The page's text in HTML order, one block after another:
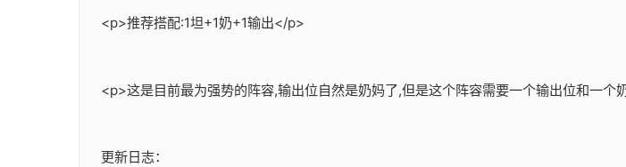
<p>推荐搭配:1坦+1奶+1输出</p>
<p>这是目前最为强势的阵容,输出位自然是奶妈了,但是这个阵容需要一个输出位和一个
更新日志：